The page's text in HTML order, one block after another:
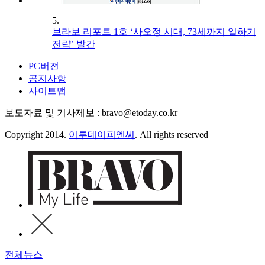
5.
브라보 리포트 1호 ‘사오정 시대, 73세까지 일하기
전략’ 발간
PC버전
공지사항
사이트맵
보도자료 및 기사제보 : bravo@etoday.co.kr
Copyright 2014. 이투데이피엔씨 . All rights reserved
전체뉴스